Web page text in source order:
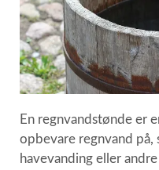
En regnvandstønde er
opbevare regnvand på,
havevanding eller